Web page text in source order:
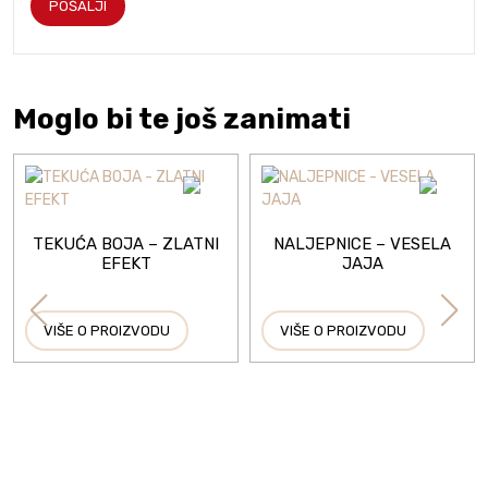
Moglo bi te još zanimati
TEKUĆA BOJA – ZLATNI
EFEKT
VIŠE O PROIZVODU
NALJEPNICE – VESELA
JAJA
VIŠE O PROIZVODU